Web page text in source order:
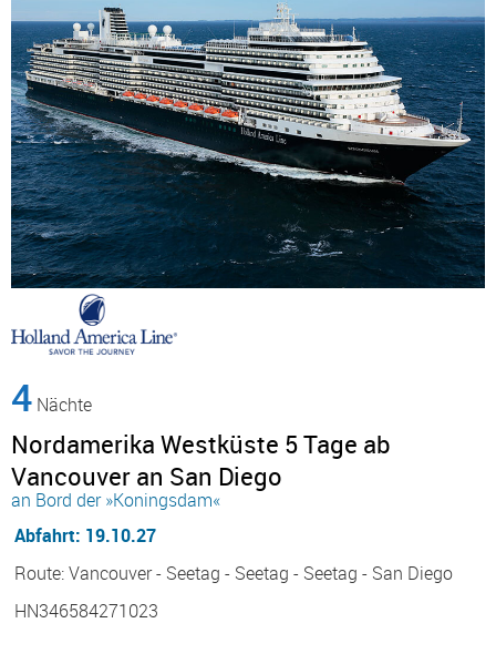
4 Nächte
Nordamerika Westküste 5 Tage ab
Vancouver an San Diego
an Bord der »Koningsdam«
Abfahrt: 19.10.27
Route: Vancouver - Seetag - Seetag - Seetag - San Diego
HN346584271023